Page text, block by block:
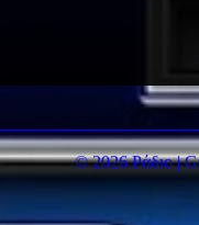
© 2026 Ράδιο |